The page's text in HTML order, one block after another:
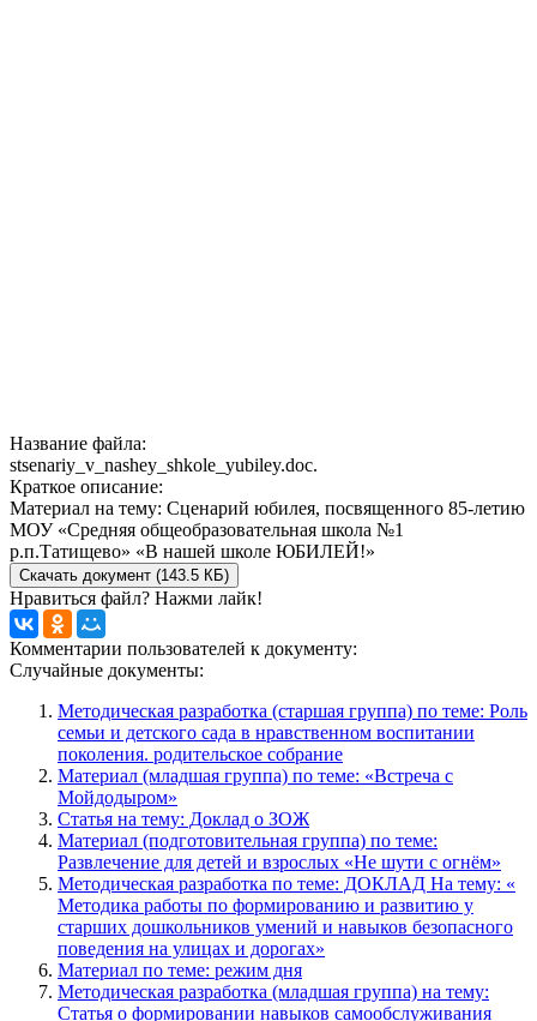
Название файла:
stsenariy_v_nashey_shkole_yubiley.doc.
Краткое описание:
Материал на тему: Сценарий юбилея, посвященного 85-летию
МОУ «Средняя общеобразовательная школа №1
р.п.Татищево» «В нашей школе ЮБИЛЕЙ!»
Скачать документ (143.5 КБ)
Нравиться файл? Нажми лайк!
Комментарии пользователей к документу:
Случайные документы:
Методическая разработка (старшая группа) по теме: Роль
семьи и детского сада в нравственном воспитании
поколения. родительское собрание
Материал (младшая группа) по теме: «Встреча с
Мойдодыром»
Статья на тему: Доклад о ЗОЖ
Материал (подготовительная группа) по теме:
Развлечение для детей и взрослых «Не шути с огнём»
Методическая разработка по теме: ДОКЛАД На тему: «
Методика работы по формированию и развитию у
старших дошкольников умений и навыков безопасного
поведения на улицах и дорогах»
Материал по теме: режим дня
Методическая разработка (младшая группа) на тему:
Статья о формировании навыков самообслуживания